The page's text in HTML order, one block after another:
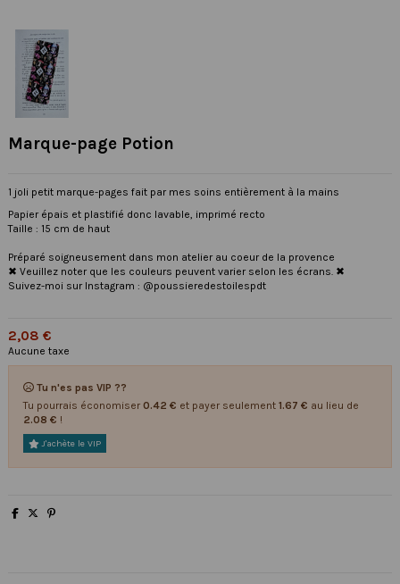
Marque-page Potion
1 joli petit marque-pages fait par mes soins entièrement à la mains
Papier épais et plastifié donc lavable, imprimé recto
Taille : 15 cm de haut
Préparé soigneusement dans mon atelier au coeur de la provence
✖ Veuillez noter que les couleurs peuvent varier selon les écrans. ✖
Suivez-moi sur Instagram : @poussieredestoilespdt
2,08 €
Aucune taxe
Tu n'es pas VIP ??
Tu pourrais économiser 0.42 € et payer seulement 1.67 € au lieu de
2.08 € !
J'achète le VIP